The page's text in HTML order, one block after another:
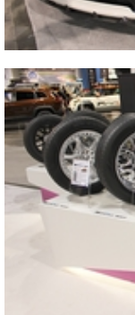
2013 SEMA SHOW
2013 SEMA SHOW